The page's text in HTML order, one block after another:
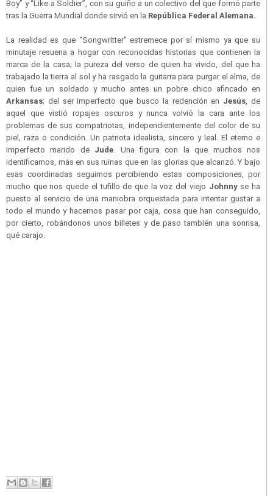
Boy” y “Like a Soldier”, con su guiño a un colectivo del que formó parte
tras la Guerra Mundial donde sirvió en la República Federal Alemana.
La realidad es que “Songwritter” estremece por sí mismo ya que su
minutaje resuena a hogar con reconocidas historias que contienen la
marca de la casa; la pureza del verso de quien ha vivido, del que ha
trabajado la tierra al sol y ha rasgado la guitarra para purgar el alma, de
quien fue un soldado y mucho antes un pobre chico afincado en
Arkansas; del ser imperfecto que busco la redención en Jesús, de
aquel que vistió ropajes oscuros y nunca volvió la cara ante los
problemas de sus compatriotas, independientemente del color de su
piel, raza o condición. Un patriota idealista, sincero y leal. El eterno e
imperfecto marido de Jude. Una figura con la que muchos nos
identificamos, más en sus ruinas que en las glorias que alcanzó. Y bajo
esas coordinadas seguimos percibiendo estas composiciones, por
mucho que nos quede el tufillo de que la voz del viejo Johnnyse ha
puesto al servicio de una maniobra orquestada para intentar gustar a
todo el mundo y hacernos pasar por caja, cosa que han conseguido,
por cierto, robándonos unos billetes y de paso también una sonrisa,
qué carajo.